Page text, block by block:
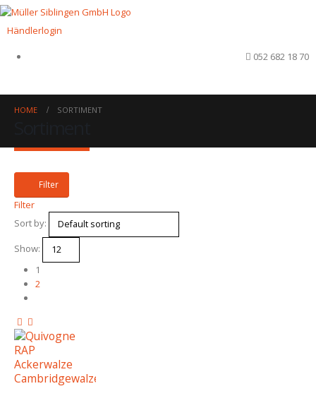
Händlerlogin
052 682 18 70
HOME SORTIMENT
Filter
Filter
Sort by:
Show:
1
2